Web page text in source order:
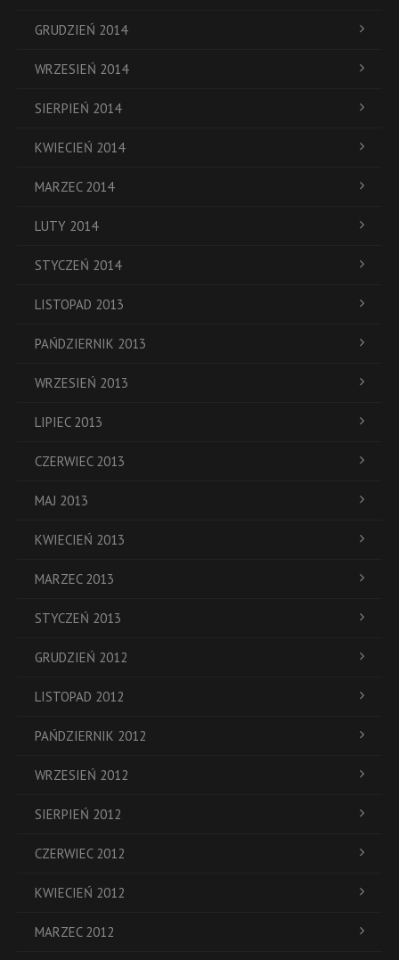
GRUDZIEŃ 2014
WRZESIEŃ 2014
SIERPIEŃ 2014
KWIECIEŃ 2014
MARZEC 2014
LUTY 2014
STYCZEŃ 2014
LISTOPAD 2013
PAŃDZIERNIK 2013
WRZESIEŃ 2013
LIPIEC 2013
CZERWIEC 2013
MAJ 2013
KWIECIEŃ 2013
MARZEC 2013
STYCZEŃ 2013
GRUDZIEŃ 2012
LISTOPAD 2012
PAŃDZIERNIK 2012
WRZESIEŃ 2012
SIERPIEŃ 2012
CZERWIEC 2012
KWIECIEŃ 2012
MARZEC 2012